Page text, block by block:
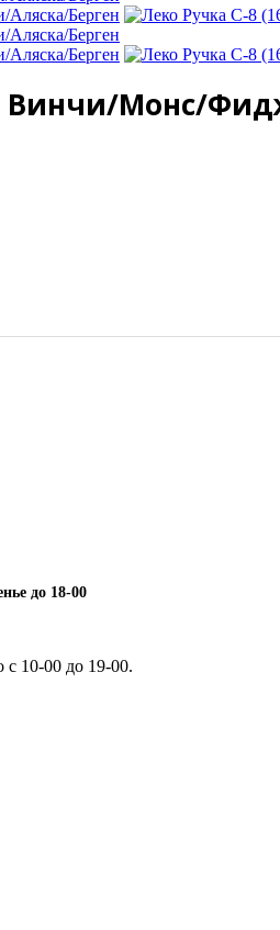
Винчи/Монс/
до 18-00
с 10-00 до 19-00.